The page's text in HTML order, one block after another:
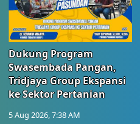
Dukung Program
Swasembada Pangan,
Tridjaya Group Ekspansi
ke Sektor Pertanian
5 Aug 2026, 7:38 AM